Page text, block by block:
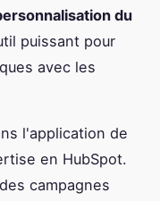
du
puissant pour
avec les
l'application de
en HubSpot.
campagnes